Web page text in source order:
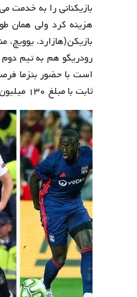
هزینه کرد ولی همان
بازیکن(هازارد،
رودریگو هم به تیم
است با حضور بنزما
ثابت با مبلغ ۱۳۰ میلیون یورو خریده است و باقی بازیکنان در حد بازیکن ذخیره هستند.